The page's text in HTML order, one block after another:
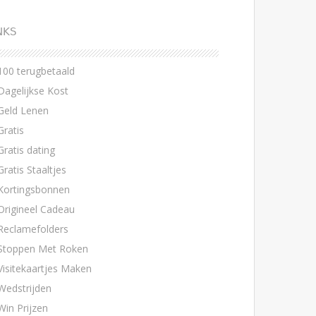
terugbetaald
Kost
Lenen
dating
Staaltjes
Cadeau
Met Roken
Maken
Prijzen